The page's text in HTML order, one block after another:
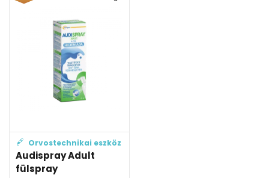
Orvostechnikai eszköz
Audispray Adult
fülspray